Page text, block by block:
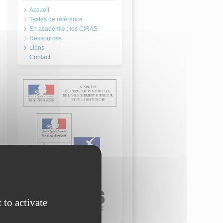
Accueil
Textes de référence
En académie : les CIRAS
Ressources
Liens
Contact
to activate